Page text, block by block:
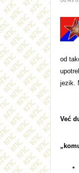
od
jezik.
Već